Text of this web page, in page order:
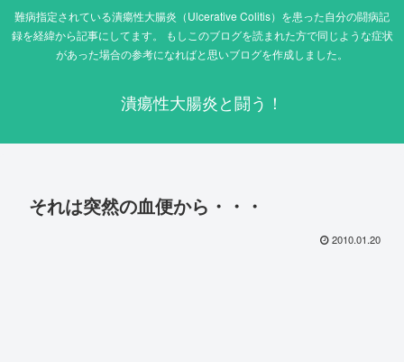
難病指定されている潰瘍性大腸炎（Ulcerative Colitis）を患った自分の闘病記
録を経緯から記事にしてます。 もしこのブログを読まれた方で同じような症状
があった場合の参考になればと思いブログを作成しました。
潰瘍性大腸炎と闘う！
それは突然の血便から・・・
2010.01.20